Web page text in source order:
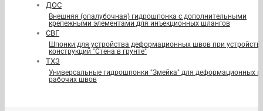
ДОС
Внешняя (опалубочная) гидрошпонка с дополнительными
крепежными элементами для инъекционных шлангов
СВГ
Шпонки для устройства деформационных швов при
конструкций "Стена в грунте"
ТХЗ
Универсальные гидрошпонки "Змейка" для деформационных и
рабочих швов